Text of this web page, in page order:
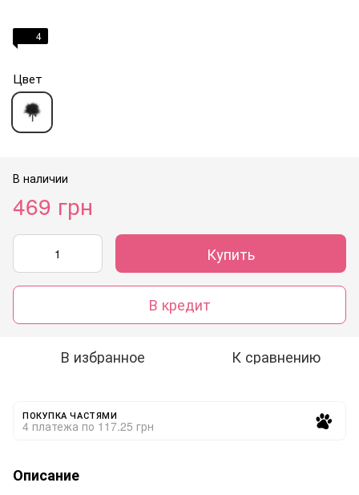
4
Цвет
В наличии
469 грн
Купить
В кредит
В избранное К сравнению
ПОКУПКА ЧАСТЯМИ
4 платежа по 117.25 грн
Описание